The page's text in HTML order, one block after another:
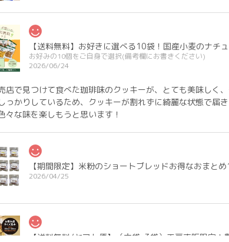
【送料無料】お好きに選べる10袋！国産小麦のナチ
お好みの10個をご自身で選択(備考欄にお書きください)
2026/06/24
店で見つけて食べた珈琲味のクッキーが、とても美味しく
っかりしているため、クッキーが割れずに綺麗な状態で届
々な味を楽しもうと思います！
【期間限定】米粉のショートブレッドお得なおまとめ
2026/04/25
【送料無料/ヤマト便】（大袋×3袋）工房直販限定